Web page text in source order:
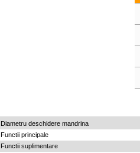
Diametru deschidere mandrina
Functii principale
Functii suplimentare